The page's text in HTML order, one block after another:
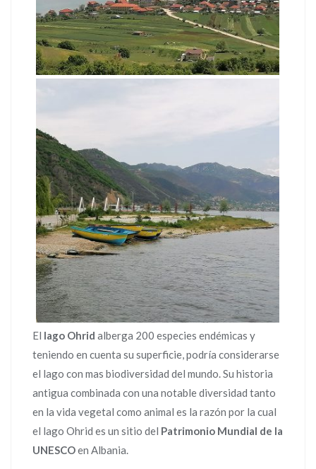
El lago Ohrid alberga 200 especies endémicas y
teniendo en cuenta su superficie, podría considerarse
el lago con mas biodiversidad del mundo. Su historia
antigua combinada con una notable diversidad tanto
en la vida vegetal como animal es la razón por la cual
el lago Ohrid es un sitio del Patrimonio Mundial de la
UNESCOen Albania.